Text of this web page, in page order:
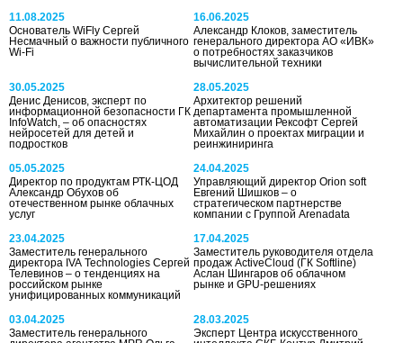
11.08.2025
Основатель WiFly Сергей
Несмачный о важности публичного
Wi-Fi
16.06.2025
Александр Клоков, заместитель
генерального директора АО «ИВК»
о потребностях заказчиков
вычислительной техники
30.05.2025
Денис Денисов, эксперт по
информационной безопасности ГК
InfoWatch, – об опасностях
нейросетей для детей и
подростков
28.05.2025
Архитектор решений
департамента промышленной
автоматизации Рексофт Сергей
Михайлин о проектах миграции и
реинжиниринга
05.05.2025
Директор по продуктам РТК-ЦОД
Александр Обухов об
отечественном рынке облачных
услуг
24.04.2025
Управляющий директор Orion soft
Евгений Шишков – о
стратегическом партнерстве
компании с Группой Arenadata
23.04.2025
Заместитель генерального
директора IVA Technologies Сергей
Телевинов – о тенденциях на
российском рынке
унифицированных коммуникаций
17.04.2025
Заместитель руководителя отдела
продаж ActiveCloud (ГК Softline)
Аслан Шингаров об облачном
рынке и GPU-решениях
03.04.2025
Заместитель генерального
28.03.2025
Эксперт Центра искусственного